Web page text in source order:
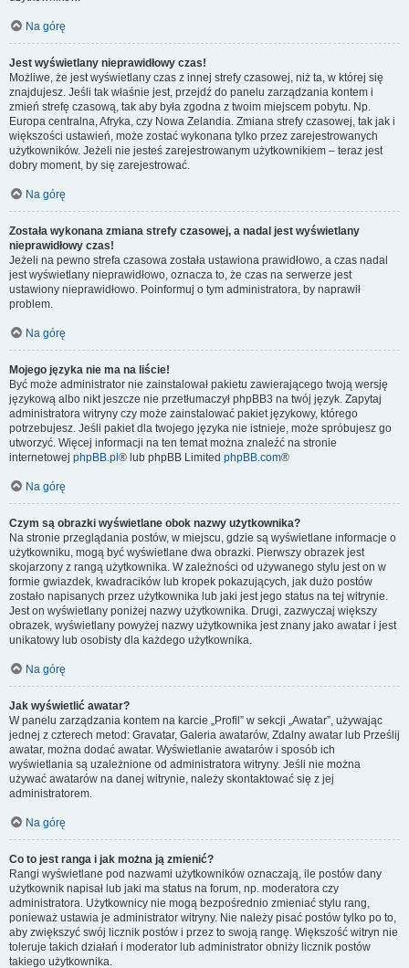
Na górę
Jest wyświetlany nieprawidłowy czas!
Możliwe, że jest wyświetlany czas z innej strefy czasowej, niż ta, w której się
znajdujesz. Jeśli tak właśnie jest, przejdź do panelu zarządzania kontem i
zmień strefę czasową, tak aby była zgodna z twoim miejscem pobytu. Np.
Europa centralna, Afryka, czy Nowa Zelandia. Zmiana strefy czasowej, tak jak i
większości ustawień, może zostać wykonana tylko przez zarejestrowanych
użytkowników. Jeżeli nie jesteś zarejestrowanym użytkownikiem – teraz jest
dobry moment, by się zarejestrować.
Na górę
Została wykonana zmiana strefy czasowej, a nadal jest wyświetlany
nieprawidłowy czas!
Jeżeli na pewno strefa czasowa została ustawiona prawidłowo, a czas nadal
jest wyświetlany nieprawidłowo, oznacza to, że czas na serwerze jest
ustawiony nieprawidłowo. Poinformuj o tym administratora, by naprawił
problem.
Na górę
Mojego języka nie ma na liście!
Być może administrator nie zainstalował pakietu zawierającego twoją wersję
językową albo nikt jeszcze nie przetłumaczył phpBB3 na twój język. Zapytaj
administratora witryny czy może zainstalować pakiet językowy, którego
potrzebujesz. Jeśli pakiet dla twojego języka nie istnieje, może spróbujesz go
utworzyć. Więcej informacji na ten temat można znaleźć na stronie
internetowej phpBB.pl ® lub phpBB Limited phpBB.com®
Na górę
Czym są obrazki wyświetlane obok nazwy użytkownika?
Na stronie przeglądania postów, w miejscu, gdzie są wyświetlane informacje o
użytkowniku, mogą być wyświetlane dwa obrazki. Pierwszy obrazek jest
skojarzony z rangą użytkownika. W zależności od używanego stylu jest on w
formie gwiazdek, kwadracików lub kropek pokazujących, jak dużo postów
zostało napisanych przez użytkownika lub jaki jest jego status na tej witrynie.
Jest on wyświetlany poniżej nazwy użytkownika. Drugi, zazwyczaj większy
obrazek, wyświetlany powyżej nazwy użytkownika jest znany jako awatar i jest
unikatowy lub osobisty dla każdego użytkownika.
Na górę
Jak wyświetlić awatar?
W panelu zarządzania kontem na karcie „Profil” w sekcji „Awatar”, używając
jednej z czterech metod: Gravatar, Galeria awatarów, Zdalny awatar lub Prześlij
awatar, można dodać awatar. Wyświetlanie awatarów i sposób ich
wyświetlania są uzależnione od administratora witryny. Jeśli nie można
używać awatarów na danej witrynie, należy skontaktować się z jej
administratorem.
Na górę
Co to jest ranga i jak można ją zmienić?
Rangi wyświetlane pod nazwami użytkowników oznaczają, ile postów dany
użytkownik napisał lub jaki ma status na forum, np. moderatora czy
administratora. Użytkownicy nie mogą bezpośrednio zmieniać stylu rang,
ponieważ ustawia je administrator witryny. Nie należy pisać postów tylko po to,
aby zwiększyć swój licznik postów i przez to swoją rangę. Większość witryn nie
toleruje takich działań i moderator lub administrator obniży licznik postów
takiego użytkownika.